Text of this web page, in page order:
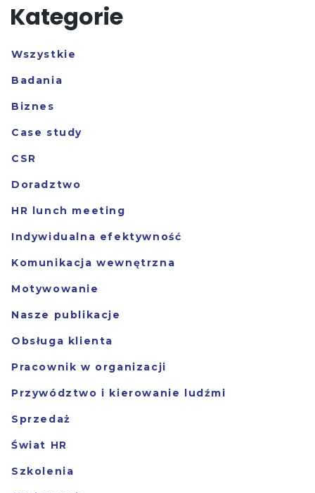
Kategorie
Wszystkie
Badania
Biznes
Case study
CSR
Doradztwo
HR lunch meeting
Indywidualna efektywność
Komunikacja wewnętrzna
Motywowanie
Nasze publikacje
Obsługa klienta
Pracownik w organizacji
Przywództwo i kierowanie ludźmi
Sprzedaż
Świat HR
Szkolenia